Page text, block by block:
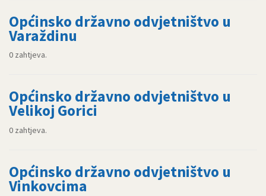
Općinsko državno odvjetništvo u
Varaždinu
0 zahtjeva.
Općinsko državno odvjetništvo u
Velikoj Gorici
0 zahtjeva.
Općinsko državno odvjetništvo u
Vinkovcima